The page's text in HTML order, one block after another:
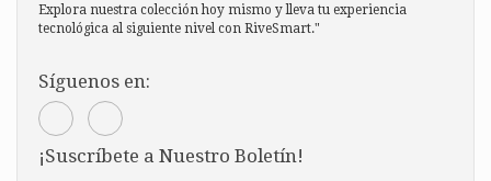
Explora nuestra colección hoy mismo y lleva tu experiencia
tecnológica al siguiente nivel con RiveSmart."
Síguenos en:
¡Suscríbete a Nuestro Boletín!